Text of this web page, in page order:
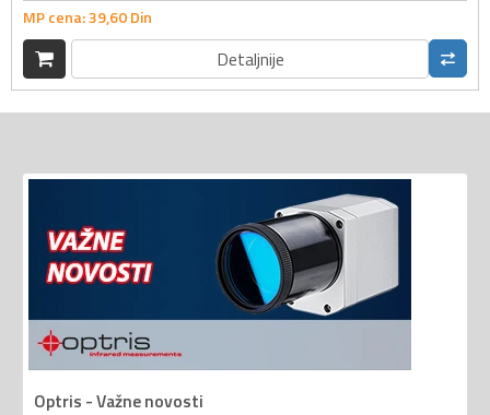
MP cena:39,60Din
Detaljnije
Optris - Važne novosti